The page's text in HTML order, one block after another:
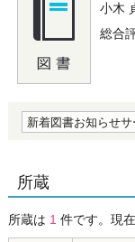
小木
総合
新着図書お知らせサ
所蔵
所蔵は 1 件です。現